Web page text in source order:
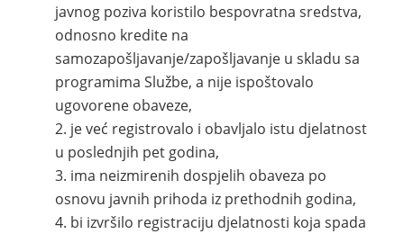
javnog poziva koristilo bespovratna sredstva,
odnosno kredite na
samozapošljavanje/zapošljavanje u skladu sa
programima Službe, a nije ispoštovalo
ugovorene obaveze,
je već registrovalo i obavljalo istu djelatnost
u poslednjih pet godina,
ima neizmirenih dospjelih obaveza po
osnovu javnih prihoda iz prethodnih godina,
bi izvršilo registraciju djelatnosti koja spada